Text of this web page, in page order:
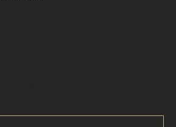
Accéder à mon compte